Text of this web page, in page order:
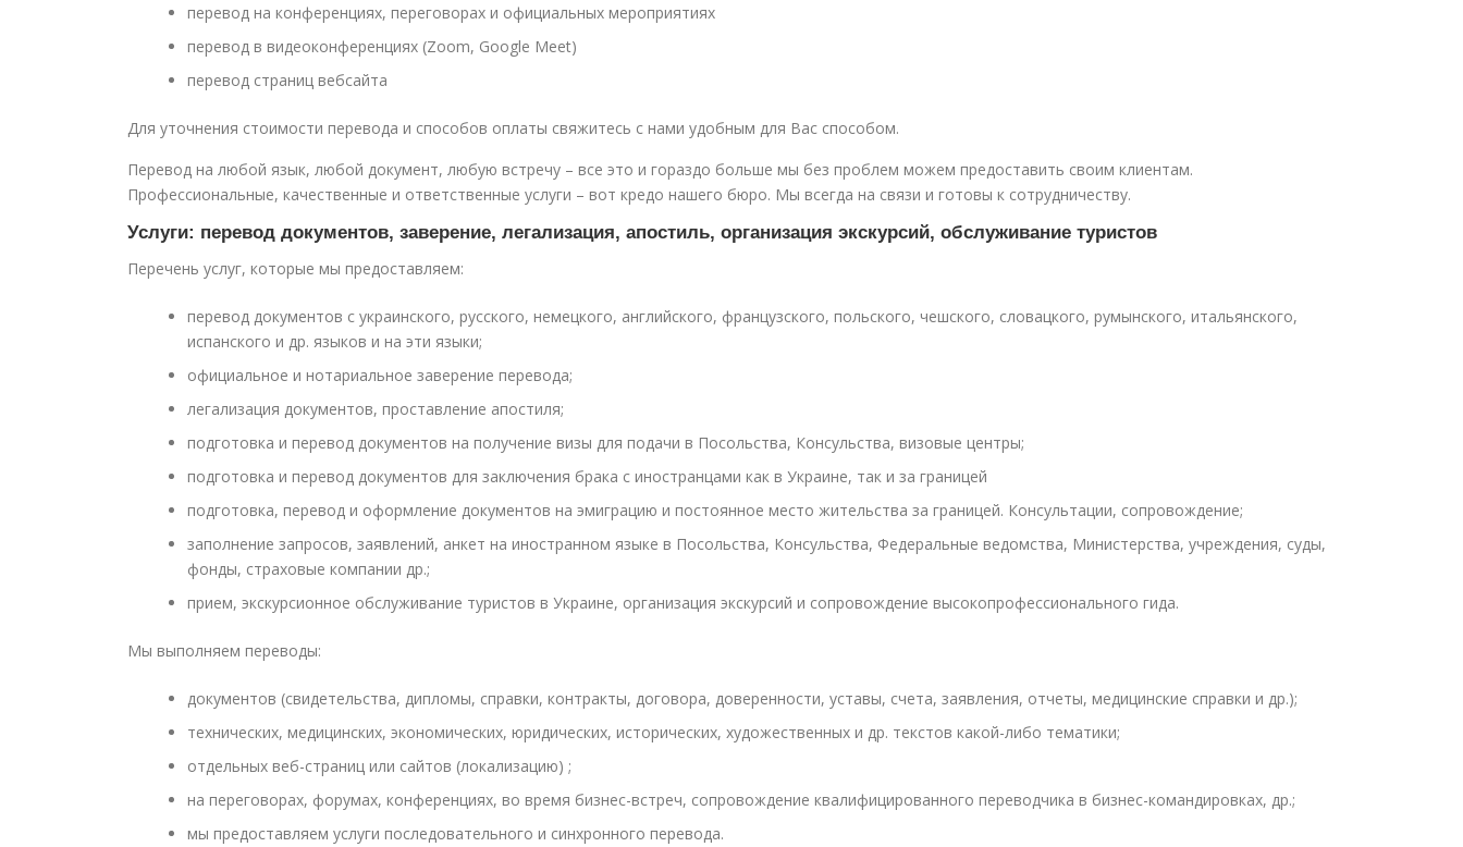
перевод на конференциях, переговорах и официальных мероприятиях
перевод в видеоконференциях (Zoom, Google Meet)
перевод страниц вебсайта
Для уточнения стоимости перевода и способов оплаты свяжитесь с нами удобным для Вас способом.
Перевод на любой язык, любой документ, любую встречу – все это и гораздо больше мы без проблем можем предоставить своим клиентам.
Профессиональные, качественные и ответственные услуги – вот кредо нашего бюро. Мы всегда на связи и готовы к сотрудничеству.
Услуги: перевод документов, заверение, легализация, апостиль, организация экскурсий, обслуживание туристов
Перечень услуг, которые мы предоставляем:
перевод документов с украинского, русского, немецкого, английского, французского, польского, чешского, словацкого, румынского, итальянского,
испанского и др. языков и на эти языки;
официальное и нотариальное заверение перевода;
легализация документов, проставление апостиля;
подготовка и перевод документов на получение визы для подачи в Посольства, Консульства, визовые центры;
подготовка и перевод документов для заключения брака с иностранцами как в Украине, так и за границей
подготовка, перевод и оформление документов на эмиграцию и постоянное место жительства за границей. Консультации, сопровождение;
заполнение запросов, заявлений, анкет на иностранном языке в Посольства, Консульства, Федеральные ведомства, Министерства, учреждения, суды,
фонды, страховые компании др.;
прием, экскурсионное обслуживание туристов в Украине, организация экскурсий и сопровождение высокопрофессионального гида.
Мы выполняем переводы:
документов (свидетельства, дипломы, справки, контракты, договора, доверенности, уставы, счета, заявления, отчеты, медицинские справки и др.);
технических, медицинских, экономических, юридических, исторических, художественных и др. текстов какой-либо тематики;
отдельных веб-страниц или сайтов (локализацию) ;
на переговорах, форумах, конференциях, во время бизнес-встреч, сопровождение квалифицированного переводчика в бизнес-командировках, др.;
мы предоставляем услуги последовательного и синхронного перевода.